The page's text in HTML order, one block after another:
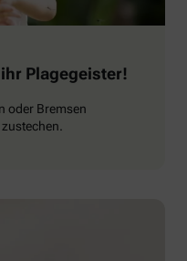
Plagegeister!
oder Bremsen